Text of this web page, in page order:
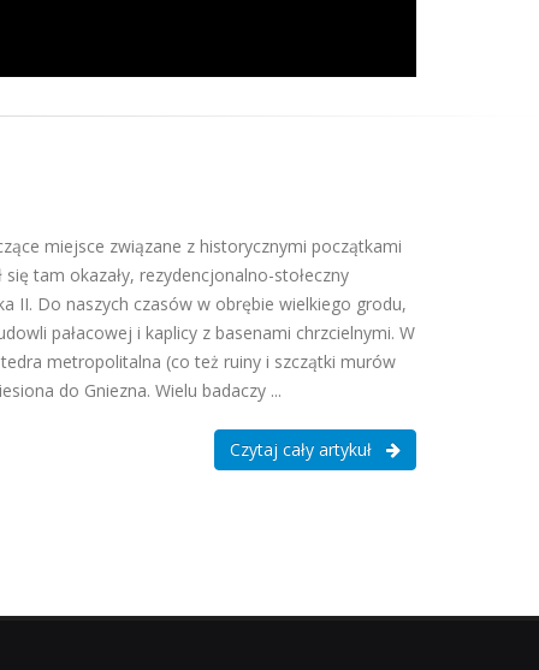
miejsce związane z historycznymi początkami
tam okazały, rezydencjonalno-stołeczny
II. Do naszych czasów w obrębie wielkiego grodu,
pałacowej i kaplicy z basenami chrzcielnymi. W
metropolitalna (co też ruiny i szczątki murów
do Gniezna. Wielu badaczy ...
Czytaj cały artykuł